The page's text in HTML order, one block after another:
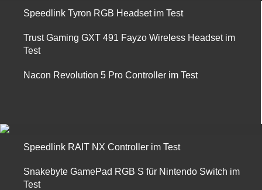
Speedlink Tyron RGB Headset im Test
Trust Gaming GXT 491 Fayzo Wireless Headset im
Test
Nacon Revolution 5 Pro Controller im Test
Speedlink RAIT NX Controller im Test
Snakebyte GamePad RGB S für Nintendo Switch im
Test